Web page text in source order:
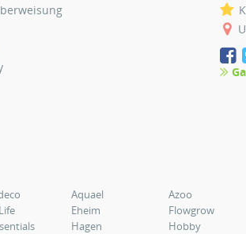
Aquael
Azoo
Eheim
Flowgrow
Hagen
Hobby